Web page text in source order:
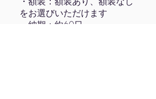
をお選びいただけます
・納期：約60日